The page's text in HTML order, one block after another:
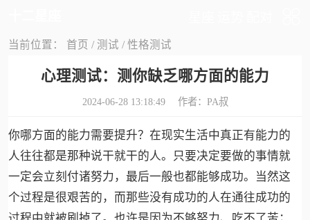
当前位置： 首页 / 测试 /性格测试
心理测试：测你缺乏哪方面的能力
2024-06-28 13:18:49 作者： PA叔
你哪方面的能力需要提升？在现实生活中真正有能力的
人往往都是那种说干就干的人。只要决定要做的事情就
一定会立刻付诸努力，最后一般也都能够成功。当然这
个过程是很艰苦的，而那些没有成功的人在通往成功的